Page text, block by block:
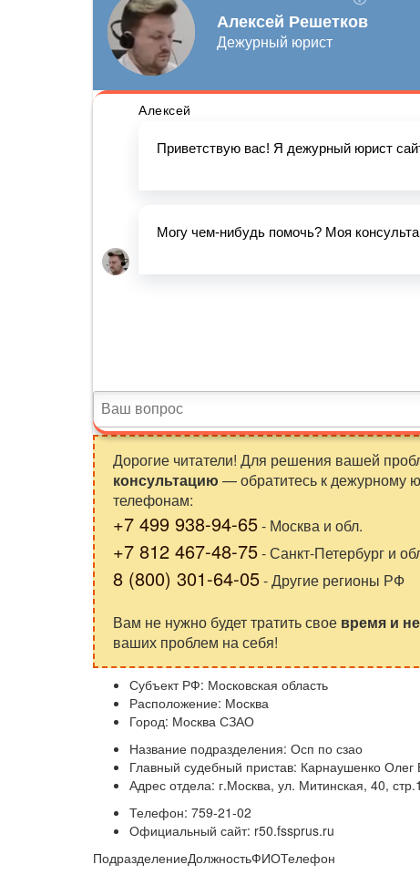
Дорогие читатели! Для решения вашей
консультацию — обратитесь к дежурному
телефонам:
+7 499 938-94-65- Москва и обл.
+7 812 467-48-75- Санкт-Петербург и
8 (800) 301-64-05- Другие регионы РФ
Вам не нужно будет тратить свое время и
ваших проблем на себя!
Субъект РФ: Московская область
Расположение: Москва
Город: Москва СЗАО
Название подразделения: Осп по сзао
Главный судебный пристав: Карнаушенко
Адрес отдела: г.Москва, ул. Митинская, 40, стр.1
Телефон: 759-21-02
Официальный сайт: r50.fssprus.ru
ПодразделениеДолжностьФИОТелефон